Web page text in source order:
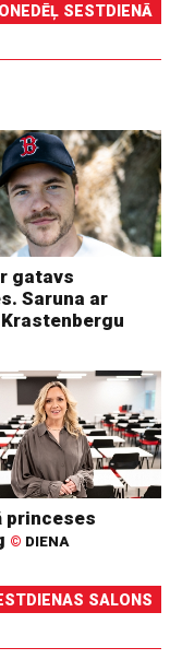
SESTDIENĀ
gatavs
Saruna ar
Krastenbergu
princeses
© DIENA
SALONS